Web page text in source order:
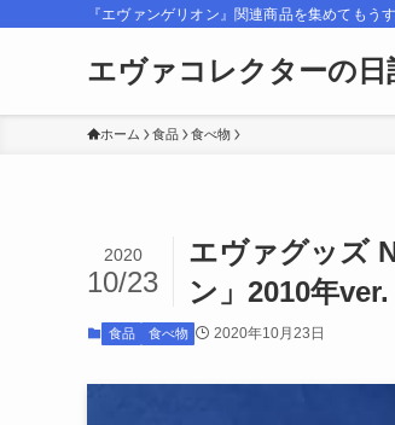
『エヴァンゲリオン』関連商品を集めてもう
エヴァコレクターの日
ホーム 食品 食べ物
エヴァグッズ
ン」2010年ver.
2020
10/23
食品 食べ物 2020年10月23日